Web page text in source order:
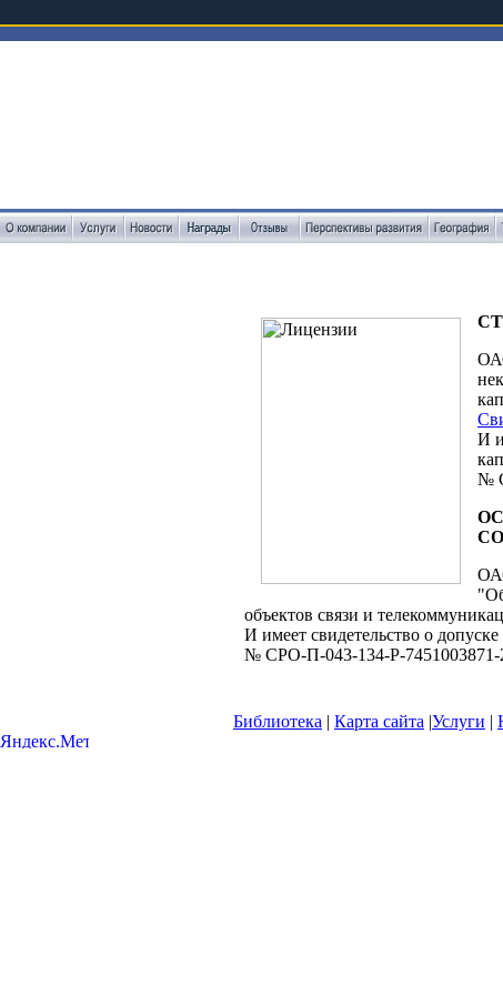
И
№
объектов связи и
И имеет свидетельство о
№ СРО-П-043-134-Р-7451003871-
Библиотека | Карта сайта |Услуги |